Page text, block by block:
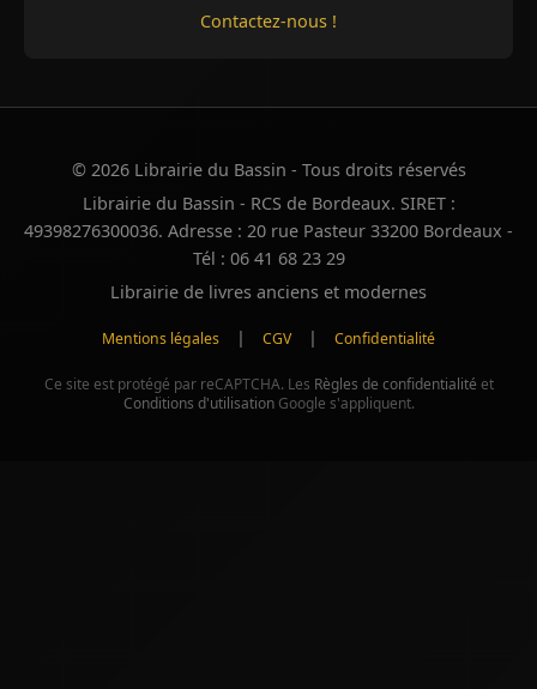
Contactez-nous !
© 2026 Librairie du Bassin - Tous droits réservés
Librairie du Bassin - RCS de Bordeaux. SIRET :
49398276300036. Adresse : 20 rue Pasteur 33200 Bordeaux -
Tél : 06 41 68 23 29
Librairie de livres anciens et modernes
Mentions légales | CGV | Confidentialité
Ce site est protégé par reCAPTCHA. Les Règles de confidentialité et
Conditions d'utilisationGoogle s'appliquent.